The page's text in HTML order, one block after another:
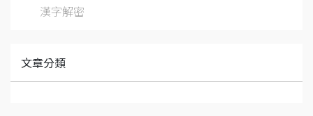
漢字解密
文章分類